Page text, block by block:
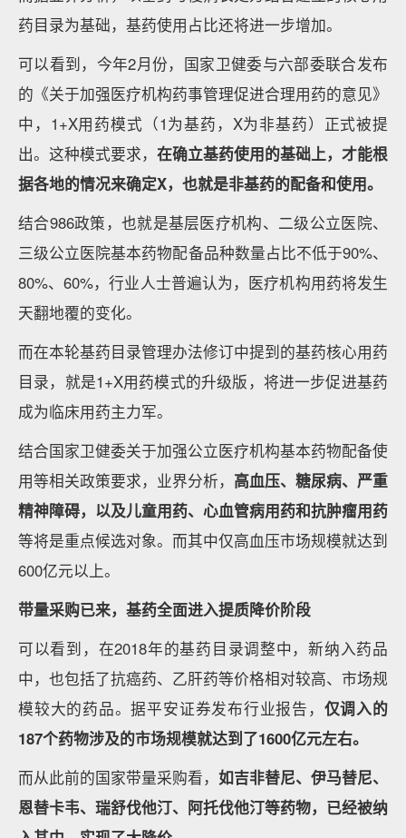
药目录为基础，基药使用占比还将进一步增加。
可以看到，今年2月份，国家卫健委与六部委联合发布
的《关于加强医疗机构药事管理促进合理用药的意见》
中，1+X用药模式（1为基药，X为非基药）正式被提
出。这种模式要求， 在确立基药使用的基础上，才能根
据各地的情况来确定X，也就是非基药的配备和使用。
结合986政策，也就是基层医疗机构、二级公立医院、
三级公立医院基本药物配备品种数量占比不低于90%、
80%、60%，行业人士普遍认为，医疗机构用药将发生
天翻地覆的变化。
而在本轮基药目录管理办法修订中提到的基药核心用药
目录，就是1+X用药模式的升级版，将进一步促进基药
成为临床用药主力军。
结合国家卫健委关于加强公立医疗机构基本药物配备使
用等相关政策要求，业界分析， 高血压、糖尿病、严重
精神障碍，以及儿童用药、心血管病用药和抗肿瘤用药
等将是重点候选对象。而其中仅高血压市场规模就达到
600亿元以上。
带量采购已来，基药全面进入提质降价阶段
可以看到，在2018年的基药目录调整中，新纳入药品
中，也包括了抗癌药、乙肝药等价格相对较高、市场规
模较大的药品。据平安证券发布行业报告， 仅调入的
187个药物涉及的市场规模就达到了1600亿元左右。
而从此前的国家带量采购看， 如吉非替尼、伊马替尼、
恩替卡韦、瑞舒伐他汀、阿托伐他汀等药物，已经被纳